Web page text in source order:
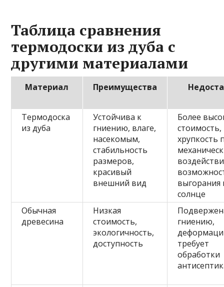
Таблица сравнения
термодоски из дуба с
другими материалами
Материал Преимущества
Термодоска
из дуба
Устойчива к
гниению, влаге,
насекомым,
стабильность
размеров,
красивый
внешний вид
Более
стоимость,
хрупкость
выгорания
солнце
Обычная
древесина
Низкая
стоимость,
экологичность,
доступность
гниению,
требует
обработки